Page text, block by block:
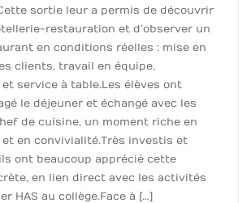
sortie leur a permis de découvrir
restauration et d’observer un
en conditions réelles : mise en
clients, travail en équipe,
service à table.Les élèves ont
le déjeuner et échangé avec les
de cuisine, un moment riche en
en convivialité.Très investis et
ont beaucoup apprécié cette
en lien direct avec les activités
HAS au collège.Face à […]